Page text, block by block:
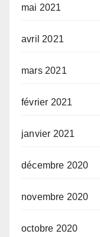
mai 2021
avril 2021
mars 2021
février 2021
janvier 2021
décembre 2020
novembre 2020
octobre 2020